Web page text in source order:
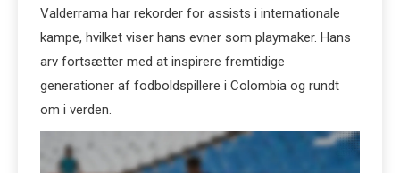
Valderrama har rekorder for assists i internationale
kampe, hvilket viser hans evner som playmaker. Hans
arv fortsætter med at inspirere fremtidige
generationer af fodboldspillere i Colombia og rundt
om i verden.